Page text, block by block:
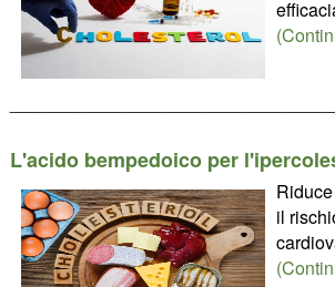
L'acido bempedoico per
il